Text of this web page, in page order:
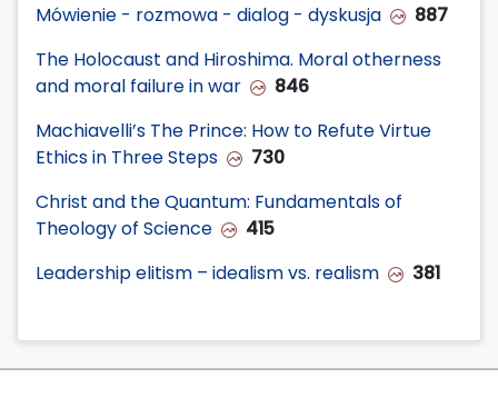
Mówienie - rozmowa - dialog - dyskusja
887
The Holocaust and Hiroshima. Moral otherness
and moral failure in war
846
Machiavelli’s The Prince: How to Refute Virtue
Ethics in Three Steps
730
Christ and the Quantum: Fundamentals of
Theology of Science
415
Leadership elitism – idealism vs. realism
381